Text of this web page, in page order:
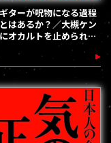
ターが呪物になる過程
はあるか？／大槻ケン
オカルトを止められた